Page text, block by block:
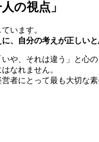
の視点」
います。
、自分の考えが正しい
や、それは違う」と心の
なれません。
者にとって最も大切な素